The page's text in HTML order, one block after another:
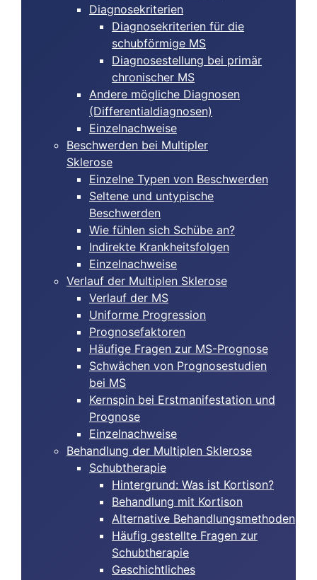
Diagnosekriterien
Diagnosekriterien für die
schubförmige MS
Diagnosestellung bei primär
chronischer MS
Andere mögliche Diagnosen
(Differentialdiagnosen)
Einzelnachweise
Beschwerden bei Multipler
Sklerose
Einzelne Typen von Beschwerden
Seltene und untypische
Beschwerden
Wie fühlen sich Schübe an?
Indirekte Krankheitsfolgen
Einzelnachweise
Verlauf der Multiplen Sklerose
Verlauf der MS
Uniforme Progression
Prognosefaktoren
Häufige Fragen zur MS-Prognose
Schwächen von Prognosestudien
bei MS
Kernspin bei Erstmanifestation und
Prognose
Einzelnachweise
Behandlung der Multiplen Sklerose
Schubtherapie
Hintergrund: Was ist Kortison?
Behandlung mit Kortison
Alternative Behandlungsmethoden
Häufig gestellte Fragen zur
Schubtherapie
Geschichtliches